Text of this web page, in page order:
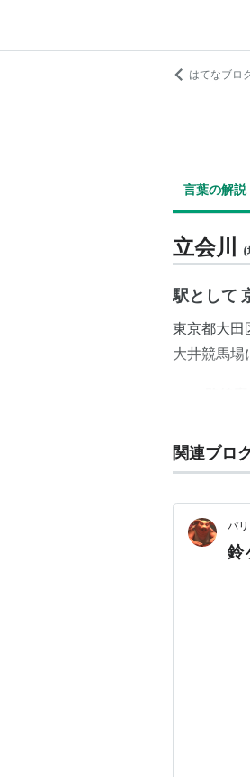
はてなブロ
言葉の解説
立会川 (
駅として
東京都大田
大井競馬場
＞＞ 路線
■京急本線
浦賀…堀
↑上段へ
京
関連ブロ
パ
鈴